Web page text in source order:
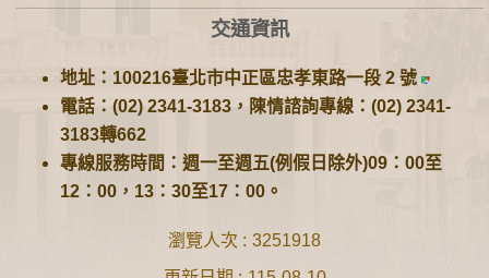
交通資訊
地址：100216臺北市中正區忠孝東路一段 2 號
電話：(02) 2341-3183，陳情諮詢專線：(02) 2341-
3183轉662
專線服務時間：週一至週五(例假日除外)09：00至
12：00，13：30至17：00。
瀏覽人次
3251918